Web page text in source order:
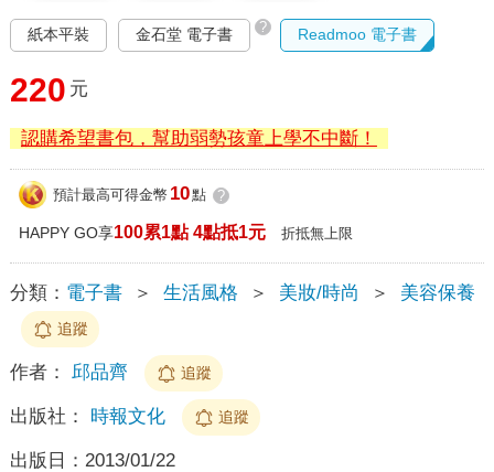
紙本平裝 金石堂 電子書 ? Readmoo 電子書
220 元
認購希望書包，幫助弱勢孩童上學不中斷！
預計最高可得金幣 10點 ?
HAPPY GO享100累1點 4點抵1元 折抵無上限
分類： 電子書 ＞ 生活風格 ＞ 美妝/時尚 ＞ 美容保養
追蹤
作者： 邱品齊 追蹤
出版社： 時報文化 追蹤
出版日： 2013/01/22